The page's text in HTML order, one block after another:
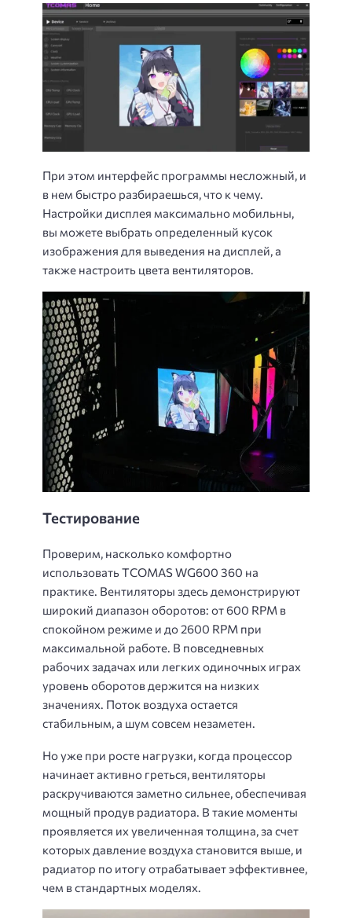
При этом интерфейс программы несложный, и
в нем быстро разбираешься, что к чему.
Настройки дисплея максимально мобильны,
вы можете выбрать определенный кусок
изображения для выведения на дисплей, а
также настроить цвета вентиляторов.
Тестирование
Проверим, насколько комфортно
использовать TCOMAS WG600 360 на
практике. Вентиляторы здесь демонстрируют
широкий диапазон оборотов: от 600 RPM в
спокойном режиме и до 2600 RPM при
максимальной работе. В повседневных
рабочих задачах или легких одиночных играх
уровень оборотов держится на низких
значениях. Поток воздуха остается
стабильным, а шум совсем незаметен.
Но уже при росте нагрузки, когда процессор
начинает активно греться, вентиляторы
раскручиваются заметно сильнее, обеспечивая
мощный продув радиатора. В такие моменты
проявляется их увеличенная толщина, за счет
которых давление воздуха становится выше, и
радиатор по итогу отрабатывает эффективнее,
чем в стандартных моделях.